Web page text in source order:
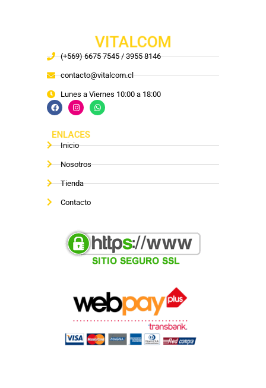
VITALCOM
(+569) 6675 7545 / 3955 8146
contacto@vitalcom.cl
Lunes a Viernes 10:00 a 18:00
ENLACES
Inicio
Nosotros
Tienda
Contacto